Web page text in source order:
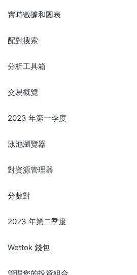
實時數據和圖表
配對搜索
分析工具箱
交易概覽
2023 年第一季度
泳池瀏覽器
對資源管理器
分數對
2023 年第二季度
Wettok 錢包